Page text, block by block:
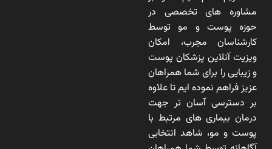
مشاوره های تخصصی در
حوزه پوست و مو توسط
کارشناسان مجرب، امکان
ویزیت آنلاین پزشکان پوست
و زیبایی را برای شما همراهان
عزیز فراهم نموده ایم تا علاوه
بر دسترسی آسان تر جهت
درمان بیماری های مرتبط با
پوست و مو، شاهد انتخابی